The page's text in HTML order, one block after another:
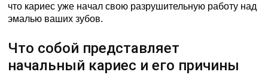
что кариес уже начал свою разрушительную работу над
эмалью ваших зубов.
Что собой представляет
начальный кариес и его причины